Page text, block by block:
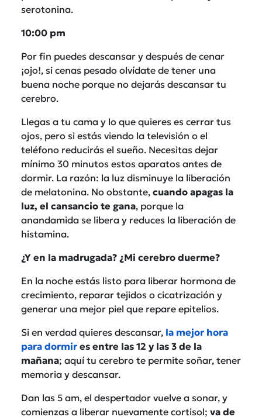
serotonina.
10:00 pm
Por fin puedes descansar y después de cenar
¡ojo!, si cenas pesado olvídate de tener una
buena noche porque no dejarás descansar tu
cerebro.
Llegas a tu cama y lo que quieres es cerrar tus
ojos, pero si estás viendo la televisión o el
teléfono reducirás el sueño. Necesitas dejar
mínimo 30 minutos estos aparatos antes de
dormir. La razón: la luz disminuye la liberación
de melatonina. No obstante, cuando apagas la
luz, el cansancio te gana, porque la
anandamida se libera y reduces la liberación de
histamina.
¿Y en la madrugada? ¿Mi cerebro duerme?
En la noche estás listo para liberar hormona de
crecimiento, reparar tejidos o cicatrización y
generar una mejor piel que repare epitelios.
Si en verdad quieres descansar, la mejor hora
para dormir es entre las 12 y las 3 de la
mañana; aquí tu cerebro te permite soñar, tener
memoria y descansar.
Dan las 5 am, el despertador vuelve a sonar, y
comienzas a liberar nuevamente cortisol; va de